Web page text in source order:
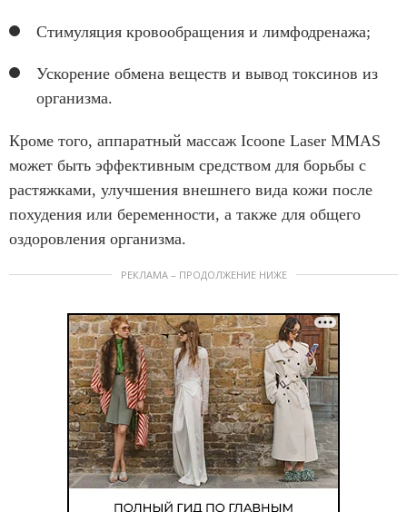
Стимуляция кровообращения и лимфодренажа;
Ускорение обмена веществ и вывод токсинов из
организма.
Кроме того, аппаратный массаж Icoone Laser MMAS
может быть эффективным средством для борьбы с
растяжками, улучшения внешнего вида кожи после
похудения или беременности, а также для общего
оздоровления организма.
РЕКЛАМА – ПРОДОЛЖЕНИЕ НИЖЕ